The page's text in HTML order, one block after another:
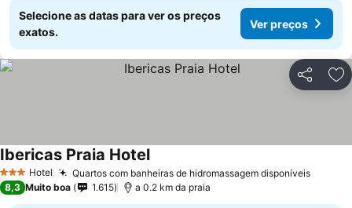
Selecione as datas para ver os preços
exatos.
Ver preços
Partilhar
3 EstrelasHotel Quartos com banheiras de hidromassagem disponíveisVer
Ibericas Praia HotelVer preços
8,3 Muito boa 1.615 a 0.2 km da praia